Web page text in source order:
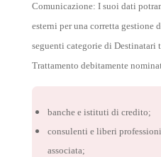
Comunicazione: I suoi dati
esterni per una corretta gestione
seguenti categorie di
Trattamento debitamente
banche e istituti di credito;
consulenti e liberi
associata;